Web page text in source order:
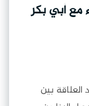
مع أبي بكر
بين